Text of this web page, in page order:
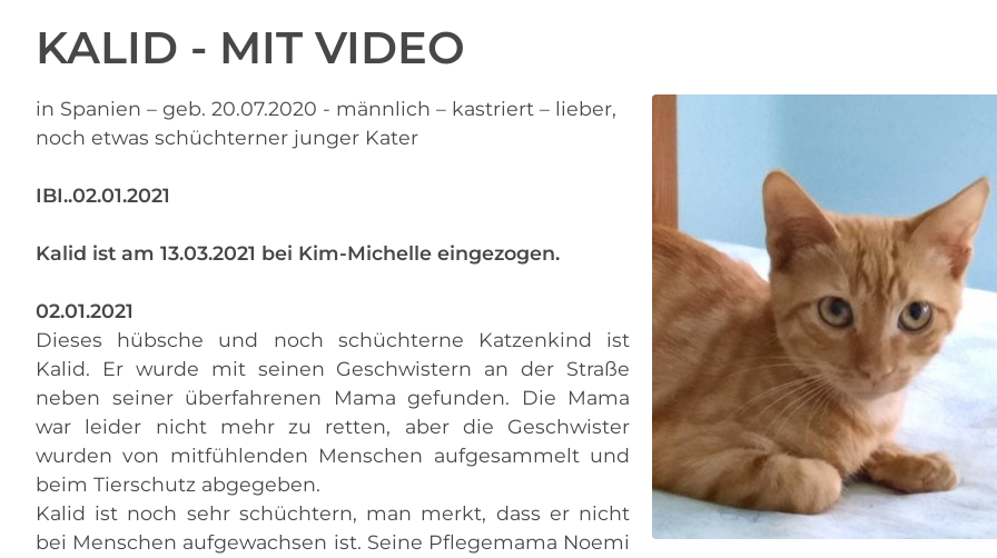
KALID - MIT VIDEO
in Spanien – geb. 20.07.2020 - männlich – kastriert – lieber,
noch etwas schüchterner junger Kater
IBI..02.01.2021
Kalid ist am 13.03.2021 bei Kim-Michelle eingezogen.
02.01.2021
Dieses hübsche und noch schüchterne Katzenkind ist
Kalid. Er wurde mit seinen Geschwistern an der Straße
neben seiner überfahrenen Mama gefunden. Die Mama
war leider nicht mehr zu retten, aber die Geschwister
wurden von mitfühlenden Menschen aufgesammelt und
beim Tierschutz abgegeben.
Kalid ist noch sehr schüchtern, man merkt, dass er nicht
bei Menschen aufgewachsen ist. Seine Pflegemama Noemi